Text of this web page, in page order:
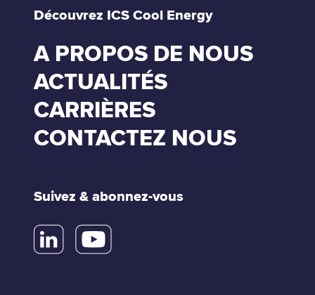
Découvrez ICS Cool Energy
A PROPOS DE NOUS
ACTUALITÉS
CARRIÈRES
CONTACTEZ NOUS
Suivez & abonnez-vous